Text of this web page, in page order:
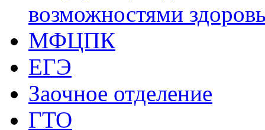
возможностями
МФЦПК
ЕГЭ
Заочное отделение
ГТО